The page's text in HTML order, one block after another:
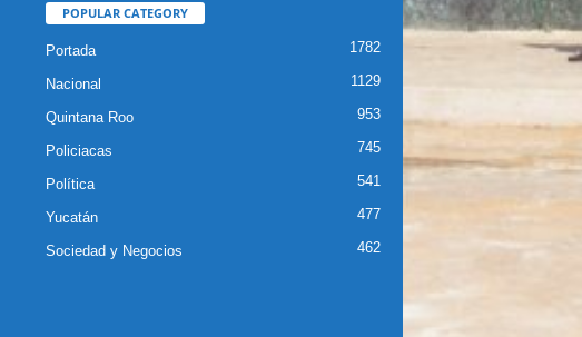
POPULAR CATEGORY
Portada 1782
Nacional 1129
Quintana Roo 953
Policiacas 745
Política 541
Yucatán 477
Sociedad y Negocios 462